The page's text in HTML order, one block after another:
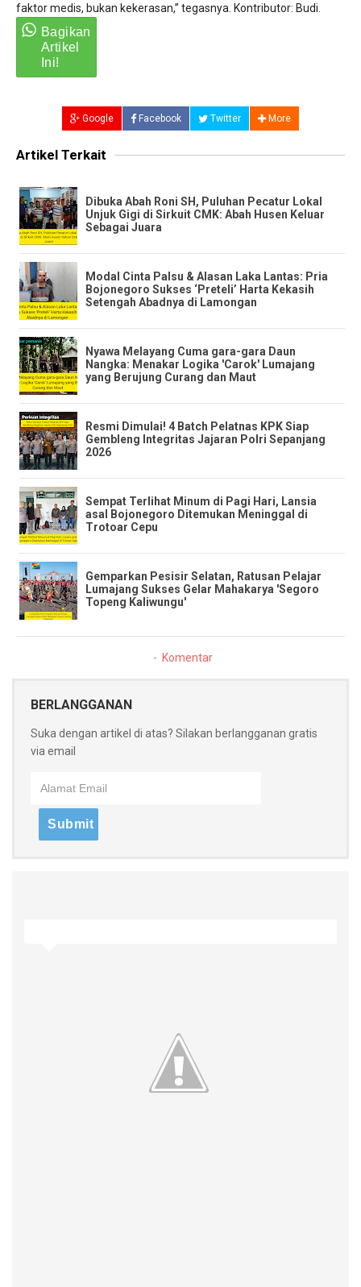
faktor medis, bukan kekerasan,” tegasnya. Kontributor: Budi.
Google Facebook Twitter More
Artikel Terkait
Dibuka Abah Roni SH, Puluhan Pecatur Lokal
Unjuk Gigi di Sirkuit CMK: Abah Husen Keluar
Sebagai Juara
​Modal Cinta Palsu & Alasan Laka Lantas: Pria
Bojonegoro Sukses ‘Preteli’ Harta Kekasih
Setengah Abadnya di Lamongan
​Nyawa Melayang Cuma gara-gara Daun
Nangka: Menakar Logika 'Carok' Lumajang
yang Berujung Curang dan Maut
​Resmi Dimulai! 4 Batch Pelatnas KPK Siap
Gembleng Integritas Jajaran Polri Sepanjang
2026
​Sempat Terlihat Minum di Pagi Hari, Lansia
asal Bojonegoro Ditemukan Meninggal di
Trotoar Cepu
​Gemparkan Pesisir Selatan, Ratusan Pelajar
Lumajang Sukses Gelar Mahakarya 'Segoro
Topeng Kaliwungu'
Komentar
BERLANGGANAN
Suka dengan artikel di atas? Silakan berlangganan gratis
via email